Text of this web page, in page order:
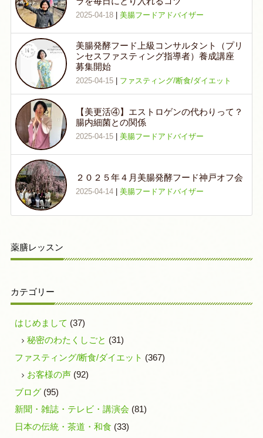
2025-04-18| 美腸フードアドバイザー
美腸発酵フード上級コンサルタント（プリ
ンセスファスティング指導者）養成講座
募集開始
2025-04-15| ファスティング/断食/ダイエット
【美更活④】エストロゲンの代わりって？
腸内細菌との関係
2025-04-15| 美腸フードアドバイザー
２０２５年４月美腸発酵フード神戸オフ会
2025-04-14| 美腸フードアドバイザー
薬膳レッスン
カテゴリー
はじめまして (37)
秘密のわたくしごと (31)
ファスティング/断食/ダイエット (367)
お客様の声 (92)
ブログ (95)
新聞・雑誌・テレビ・講演会 (81)
日本の伝統・茶道・和食 (33)